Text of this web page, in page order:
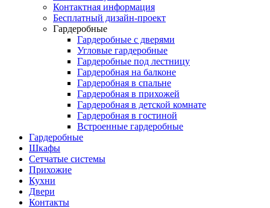
Контактная информация
Бесплатный дизайн-проект
Гардеробные
Гардеробные с дверями
Угловые гардеробные
Гардеробные под лестницу
Гардеробная на балконе
Гардеробная в спальне
Гардеробная в прихожей
Гардеробная в детской комнате
Гардеробная в гостиной
Встроенные гардеробные
Гардеробные
Шкафы
Сетчатые системы
Прихожие
Кухни
Двери
Контакты